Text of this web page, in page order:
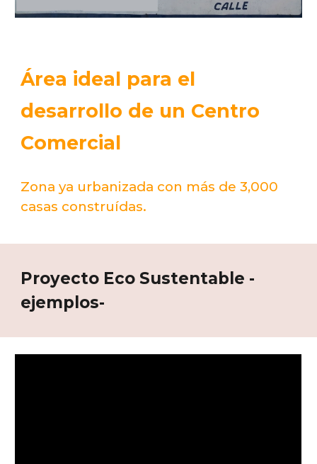
Área ideal para el
desarrollo de un Centro
Comercial
Zona ya urbanizada con más de 3,000
casas construídas.
Proyecto Eco Sustentable -
ejemplos-